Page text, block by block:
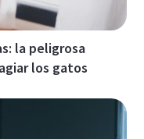
la peligrosa
los gatos